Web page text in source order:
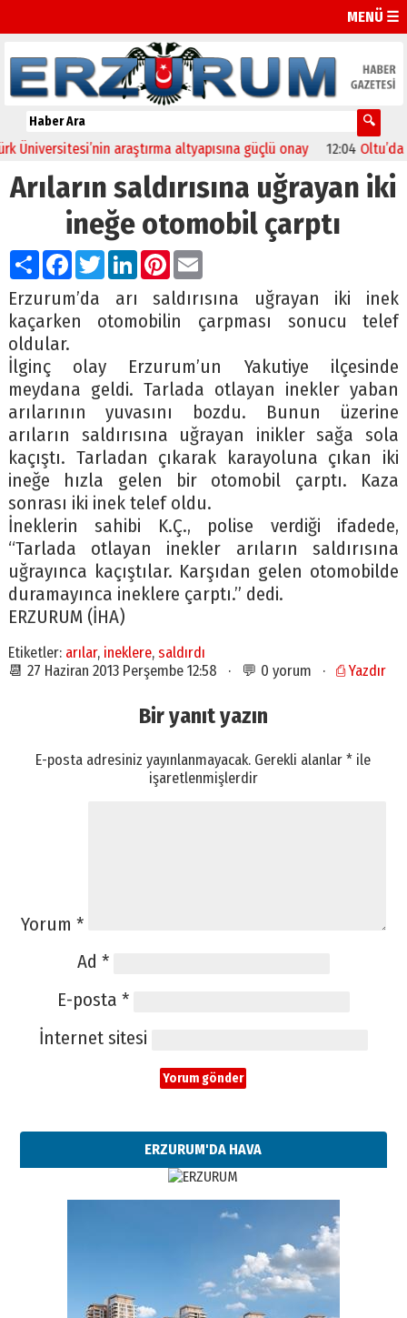
MENÜ ☰
araştırma altyapısına güçlü onay 12:04 Oltu’da
Arıların saldırısına uğrayan iki
ineğe otomobil çarptı
PaylaşFacebook
TwitterLinkedIn
Pinterest
Email
Erzurum’da arı saldırısına uğrayan iki inek
kaçarken otomobilin çarpması sonucu telef
oldular.
İlginç olay Erzurum’un Yakutiye ilçesinde
meydana geldi. Tarlada otlayan inekler yaban
arılarının yuvasını bozdu. Bunun üzerine
arıların saldırısına uğrayan inikler sağa sola
kaçıştı. Tarladan çıkarak karayoluna çıkan iki
ineğe hızla gelen bir otomobil çarptı. Kaza
sonrası iki inek telef oldu.
İneklerin sahibi K.Ç., polise verdiği ifadede,
“Tarlada otlayan inekler arıların saldırısına
uğrayınca kaçıştılar. Karşıdan gelen otomobilde
duramayınca ineklere çarptı.” dedi.
ERZURUM (İHA)
Etiketler: arılar, ineklere, saldırdı
📆 27 Haziran 2013 Perşembe 12:58 · 💬 0 yorum · ⎙ Yazdır
Bir yanıt yazın
E-posta adresiniz yayınlanmayacak. Gerekli alanlar* ile
işaretlenmişlerdir
Yorum *
Ad *
E-posta *
İnternet sitesi
ERZURUM'DA HAVA